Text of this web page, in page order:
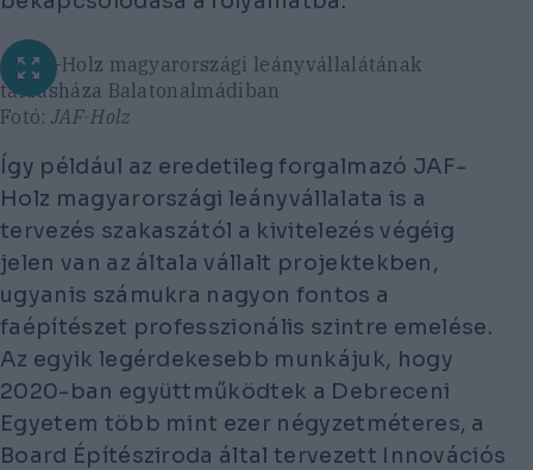
A JAF-Holz magyarországi leányvállalátának
társasháza Balatonalmádiban
Fotó: JAF-Holz
Így például az eredetileg forgalmazó JAF-
Holz magyarországi leányvállalata is a
tervezés szakaszától a kivitelezés végéig
jelen van az általa vállalt projektekben,
ugyanis számukra nagyon fontos a
faépítészet professzionális szintre emelése.
Az egyik legérdekesebb munkájuk, hogy
2020-ban együttműködtek a Debreceni
Egyetem több mint ezer négyzetméteres, a
Board Építésziroda által tervezett Innovációs